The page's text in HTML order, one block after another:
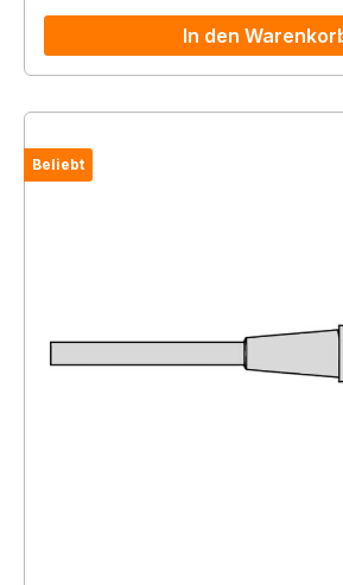
In den
Beliebt